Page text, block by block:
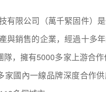
有限公司（萬千緊固件）
與銷售的企業，經過十多
隊，擁有5000多家上游合
家國內一線品牌深度合作